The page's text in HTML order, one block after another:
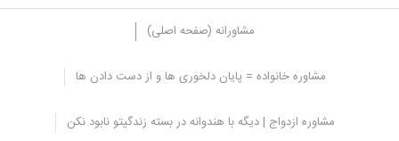
مشاورانه (صفحه اصلی)
مشاوره خانواده = پایان دلخوری ها و از دست دادن ها
مشاوره ازدواج | دیگه با هندوانه در بسته زندگیتو نابود نکن
نکات مهم در مورد تاثیر اعتیاد به مواد مخدر بر
شیر مادر